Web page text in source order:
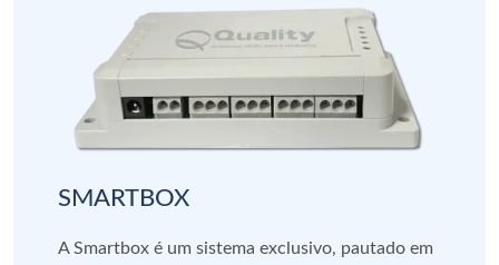
SMARTBOX
A Smartbox é um sistema exclusivo, pautado em